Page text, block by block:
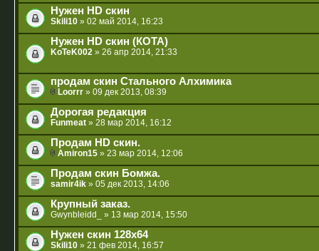
Нужен HD скин
Skili10 » 02 май 2014, 16:23
Нужен HD скин (КОТА)
KoTeK002 » 26 апр 2014, 21:33
продам скин Стального Алхимика
Loorrr » 09 дек 2013, 08:39
Дорогая редакция
Funmeat » 28 мар 2014, 16:12
Продам HD скин.
Amiron15 » 23 мар 2014, 12:06
Продам скин Бомжа.
samir4ik » 05 дек 2013, 14:06
Крупный заказ.
Gwynbleidd_ » 13 мар 2014, 15:50
Нужен скин 128x64
Skili10 » 21 фев 2014, 16:57